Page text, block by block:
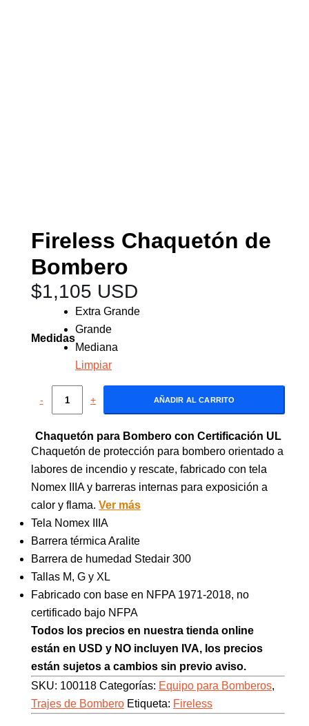
Fireless Chaquetón de
Bombero
$1,105 USD
Medidas
Extra Grande
Grande
Mediana
Limpiar
- + AÑADIR AL CARRITO
Chaquetón para Bombero con Certificación UL
Chaquetón de protección para bombero orientado a
labores de incendio y rescate, fabricado con tela
Nomex IIIA y barreras internas para exposición a
calor y flama. Ver más
Tela Nomex IIIA
Barrera térmica Aralite
Barrera de humedad Stedair 300
Tallas M, G y XL
Fabricado con base en NFPA 1971-2018, no
certificado bajo NFPA
Todos los precios en nuestra tienda online
están en USD y NO incluyen IVA, los precios
están sujetos a cambios sin previo aviso.
SKU: 100118 Categorías: Equipo para Bomberos,
Trajes de Bombero Etiqueta: Fireless